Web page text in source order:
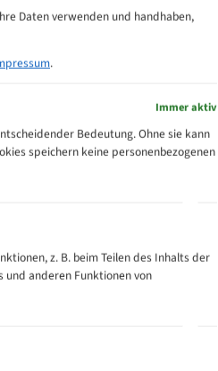
Daten verwenden und handhaben,
.
Immer aktiv
Bedeutung. Ohne sie kann
speichern keine personenbezogenen
z. B. beim Teilen des Inhalts der
und anderen Funktionen von